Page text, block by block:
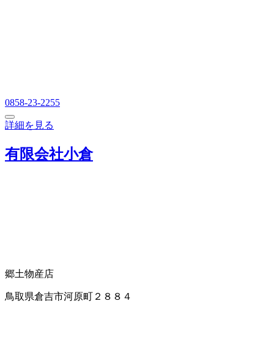
0858-23-2255
詳細を見る
有限会社小倉
郷土物産店
鳥取県倉吉市河原町２８８４